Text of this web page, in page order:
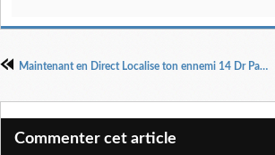
Maintenant en Direct Localise ton ennemi 14 Dr Pasteur Henri Kpodahi
Commenter cet article